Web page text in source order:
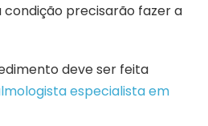
condição precisarão fazer a
deve ser feita
especialista em